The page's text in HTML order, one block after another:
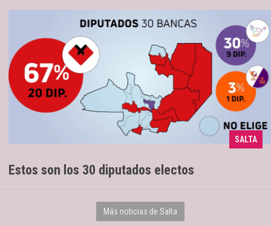
SALTA
Estos son los 30 diputados electos
12/05/2025 20 son oficialistas
Más noticias de Salta